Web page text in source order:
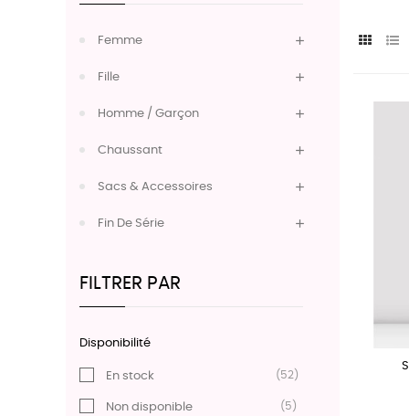
Femme
Fille
Homme / Garçon
Chaussant
Sacs & Accessoires
Fin De Série
FILTRER PAR
Disponibilité
En stock (52)
Non disponible (5)